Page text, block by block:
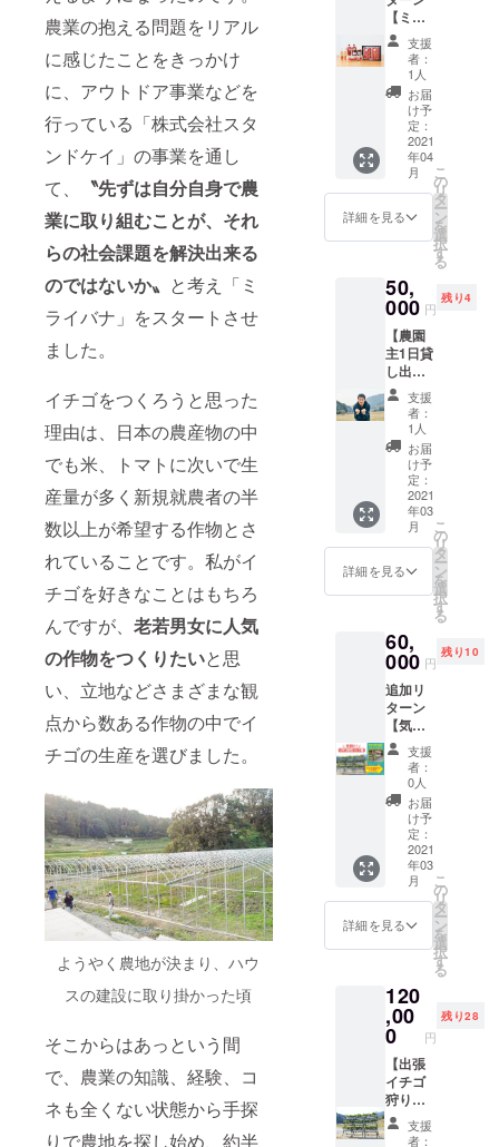
農業の抱える問題をリアル
に感じたことをきっかけ
に、アウトドア事業などを
行っている「株式会社スタ
ンドケイ」の事業を通し
て、
〝先ずは自分自身で農
業に取り組むことが、それ
らの社会課題を解決出来る
のではないか〟 と考え「ミ
ライバナ」をスタートさせ
ました。
イチゴをつくろうと思った
理由は、日本の農産物の中
でも米、トマトに次いで生
産量が多く新規就農者の半
数以上が希望する作物とさ
れていることです。私がイ
チゴを好きなことはもちろ
んですが、 老若男女に人気
の作物をつくりたいと思
い、立地などさまざまな観
点から数ある作物の中でイ
チゴの生産を選びました。
ようやく農地が決まり、ハウ
スの建設に取り掛かった頃
そこからはあっという間
で、農業の知識、経験、コ
ネも全くない状態から手探
りで農地を探し始め、約半
フトに
もおす
すめ！
※いちご
ジャ
ム、ス
ムー
ジーの
写真は
イメー
ジで
パッ
ケージ
は変更
となる
場合が
ありま
す ※送
料・消
費税込
みの価
格とな
ります
※「お礼
メー
ル」も
お送り
させて
きます
りしま
す。ま
た、ミ
ライバ
ナ考案
の夏で
もひん
やりお
いしい
いちご
ジュ
レ、
よく合
ういち
キーの
ギフト
セット
です。
※写真は
イメー
ジです
※発送予
定が5月
となり
ます ※
送料・
込みの
価格と
※「お礼
メー
ル」も
お送り
させて
いただ
きます
食べ比
べセッ
トに、
イチゴ3
種の食
べ比べ
セッ
ト、大
玉イチ
ゴ、い
ちご
ジャ
スムー
ジーと
今回の
リター
ンを贅
沢に詰
め込ん
だフル
コース
のセッ
トで
す。
「ミラ
イバ
ナ」の
魅力を
これで
届けす
るの
たっぷ
りとご
堪能く
ださ
い。 ※
いちご
ジャ
ム、ス
ムー
ジーの
写真は
イメー
す。
パッ
いなど
は変更
となる
ありま
す ※送
料・消
費税込
みの価
【ミラ
イバナ
のイチ
ゴ食べ
尽くし
セット
（贈答
イチゴ
食べ比
べ、3種
食べ比
べ、大
玉イチ
ゴ、
ム、サ
イ
ダー、
スムー
ジー）
】 好評
につき
追加し
まし
た！贈
答イチ
ゴ食べ
比べ
セット
に、イ
チゴ3種
の食べ
玉イチ
ゴ、い
ちご
ジャ
ム、サ
イ
ダー、
スムー
ジーと
今回の
リター
ンを贅
沢に詰
め込ん
だフル
コース
のセッ
イバ
ナ」の
魅力を
これで
もかと
詰め込
んでお
届けす
るの
支援
者：
1人
お届
け予
定：
2021
年04
月
詳細を見る
こ
の
リ
タ
ー
ン
を
選
択
す
る
50,
000 円
残り4
【農園
主1日貸
し出し
権（何
でもし
す）】
「ミラ
イバ
ナ」代
表・上
平が1日
なんで
もお手
伝いさ
せてい
ます！
新規就
農者と
して講
演に登
壇、農
作業の
お手伝
い、元
板前の
経験を
しかし
た料理
やレシ
ピ開
発、野
球部出
助っ人
などな
ど・・
・、で
きる限
り、な
んでも
貢献さ
せてい
支援
者：
1人
お届
け予
定：
2021
年03
月
詳細を見る
こ
の
リ
タ
ー
ン
を
選
択
す
る
60,
000 円
残り10
追加リ
ターン
【気軽
にイチ
ゴ狩り
パッ
ク 20
株 出
張費用
込み 】
※関西限
定 商業
施設や
学校、
高齢者
施設な
張し
て、イ
チゴ狩
りを体
験して
いただ
ける大
好評の
サービ
支援
者：
0人
お届
け予
定：
2021
年03
月
詳細を見る
こ
の
リ
タ
ー
ン
を
選
択
す
る
120
,00
0 円
残り28
【出張
イチゴ
狩り体
験 30
株（約
支援
者：